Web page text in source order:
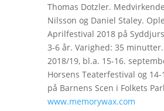
Thomas Dotzler.
Nilsson og Daniel Staley.
Aprilfestival 2018 på
3-6 år. Varighed: 35
2018/19, bl.a. 15-16.
Horsens Teaterfestival og
på Barnens Scen i Folkets
www.memorywax.com